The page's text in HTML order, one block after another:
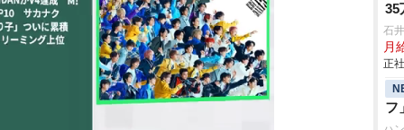
35
石
月
正
フ